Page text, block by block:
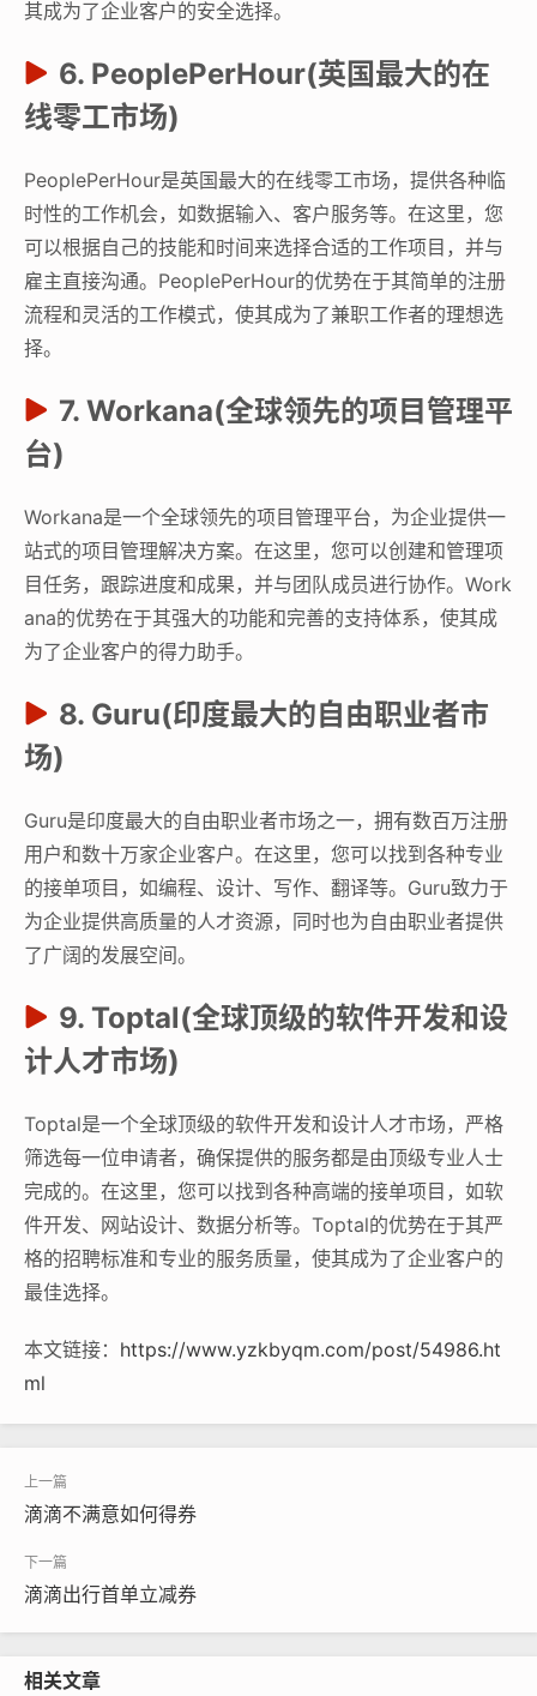
其成为了企业客户的安全选择。
6. PeoplePerHour(英国最大的在
线零工市场)
PeoplePerHour是英国最大的在线零工市场，提供各种临
时性的工作机会，如数据输入、客户服务等。在这里，您
可以根据自己的技能和时间来选择合适的工作项目，并与
雇主直接沟通。PeoplePerHour的优势在于其简单的注册
流程和灵活的工作模式，使其成为了兼职工作者的理想选
择。
7. Workana(全球领先的项目管理平
台)
Workana是一个全球领先的项目管理平台，为企业提供一
站式的项目管理解决方案。在这里，您可以创建和管理项
目任务，跟踪进度和成果，并与团队成员进行协作。Work
ana的优势在于其强大的功能和完善的支持体系，使其成
为了企业客户的得力助手。
8. Guru(印度最大的自由职业者市
场)
Guru是印度最大的自由职业者市场之一，拥有数百万注册
用户和数十万家企业客户。在这里，您可以找到各种专业
的接单项目，如编程、设计、写作、翻译等。Guru致力于
为企业提供高质量的人才资源，同时也为自由职业者提供
了广阔的发展空间。
9. Toptal(全球顶级的软件开发和设
计人才市场)
Toptal是一个全球顶级的软件开发和设计人才市场，严格
筛选每一位申请者，确保提供的服务都是由顶级专业人士
完成的。在这里，您可以找到各种高端的接单项目，如软
件开发、网站设计、数据分析等。Toptal的优势在于其严
格的招聘标准和专业的服务质量，使其成为了企业客户的
最佳选择。
本文链接： https://www.yzkbyqm.com/post/54986.ht
ml
滴滴不满意如何得券
滴滴出行首单立减券
相关文章